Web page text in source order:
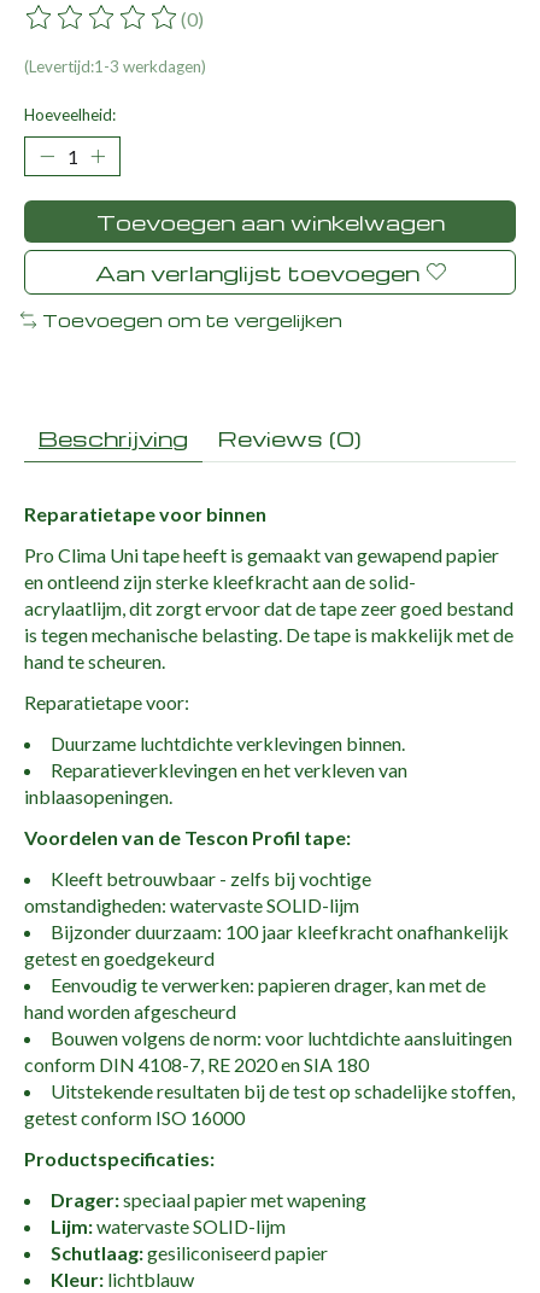
De beoordeling van dit product is
(0)
(Levertijd:1-3 werkdagen)
Hoeveelheid:
Toevoegen aan winkelwagen
Aan verlanglijst toevoegen
Toevoegen om te vergelijken
Beschrijving Reviews (0)
Reparatietape voor binnen
Pro Clima Uni tape heeft is gemaakt van gewapend papier
en ontleend zijn sterke kleefkracht aan de solid-
acrylaatlijm, dit zorgt ervoor dat de tape zeer goed bestand
is tegen mechanische belasting. De tape is makkelijk met de
hand te scheuren.
Reparatietape voor:
Duurzame luchtdichte verklevingen binnen.
Reparatieverklevingen en het verkleven van
inblaasopeningen.
Voordelen van de Tescon Profil tape:
Kleeft betrouwbaar - zelfs bij vochtige
omstandigheden: watervaste SOLID-lijm
Bijzonder duurzaam: 100 jaar kleefkracht onafhankelijk
getest en goedgekeurd
Eenvoudig te verwerken: papieren drager, kan met de
hand worden afgescheurd
Bouwen volgens de norm: voor luchtdichte aansluitingen
conform DIN 4108-7, RE 2020 en SIA 180
Uitstekende resultaten bij de test op schadelijke stoffen,
getest conform ISO 16000
Productspecificaties:
Drager:speciaal papier met wapening
Lijm:watervaste SOLID-lijm
Schutlaag:gesiliconiseerd papier
Kleur: lichtblauw